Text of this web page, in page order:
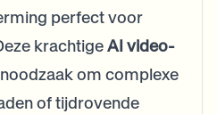
perfect voor
krachtigeAI video-
om complexe
of tijdrovende